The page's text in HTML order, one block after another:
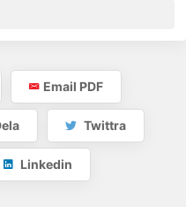
Email PDF
Twittra
Linkedin